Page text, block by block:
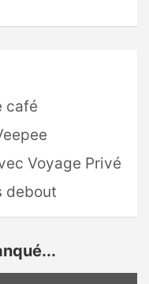
café
Voyage Privé
debout